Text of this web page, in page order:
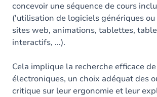
concevoir une séquence de cours
('utilisation de logiciels génériques ou
sites web, animations, tablettes,
interactifs, ...).
Cela implique la recherche efficace
électroniques, un choix adéquat des
critique sur leur ergonomie et leur